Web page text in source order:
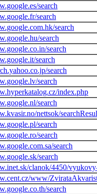
search
search
search
search
search
search
search
search
index.php
search
nettsok/
search
search
search
search
clanok/4450/
www/
search